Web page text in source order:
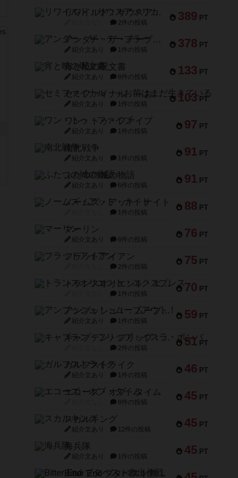
389 PT
リワイルド：サウスアメリカ
2件の投稿
378 PT
アンダー・ザ・テーブラー
紹介文あり 1件の投稿
133 PT
宵と暁の呪文書
紹介文あり 8件の投稿
103 PT
セミファイナル ～お前はまだ生きている～
紹介文あり 1件の投稿
97 PT
ワン・トゥ・ファイブ
紹介文あり 1件の投稿
91 PT
南北戦争
紹介文あり 1件の投稿
91 PT
ふたつの城の物語
紹介文あり 6件の投稿
88 PT
ノームズ・アット・ナイト
1件の投稿
76 PT
マーリン
紹介文あり 6件の投稿
75 PT
フラットアイアン
2件の投稿
70 PT
トランスオリエント・エクスプレス
1件の投稿
59 PT
アンブッシュ！：ムーブアウト！
紹介文あり 1件の投稿
51 PT
キャプテン・フリップ：イスラ・ボンバ
2件の投稿
46 PT
ガルフストライク
紹介文あり 1件の投稿
45 PT
エコーズ・オブ・タイム
8件の投稿
45 PT
スカルキング
紹介文あり 12件の投稿
45 PT
海兵隊
紹介文あり 1件の投稿
Bitter End ブタペスト救出作戦